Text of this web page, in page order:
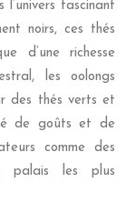
fascinant
noirs, ces thés
d’une richesse
les oolongs
des thés verts et
de goûts et de
comme des
palais les plus